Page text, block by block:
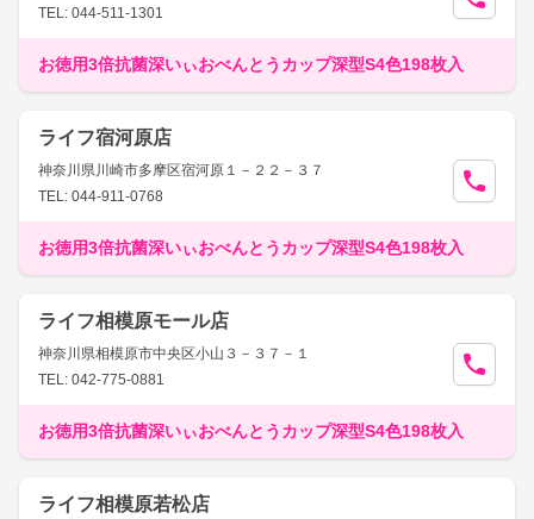
TEL: 044-511-1301
お徳用3倍抗菌深いぃおべんとうカップ深型S4色198枚入
ライフ宿河原店
神奈川県川崎市多摩区宿河原１－２２－３７
TEL: 044-911-0768
お徳用3倍抗菌深いぃおべんとうカップ深型S4色198枚入
ライフ相模原モール店
神奈川県相模原市中央区小山３－３７－１
TEL: 042-775-0881
お徳用3倍抗菌深いぃおべんとうカップ深型S4色198枚入
ライフ相模原若松店